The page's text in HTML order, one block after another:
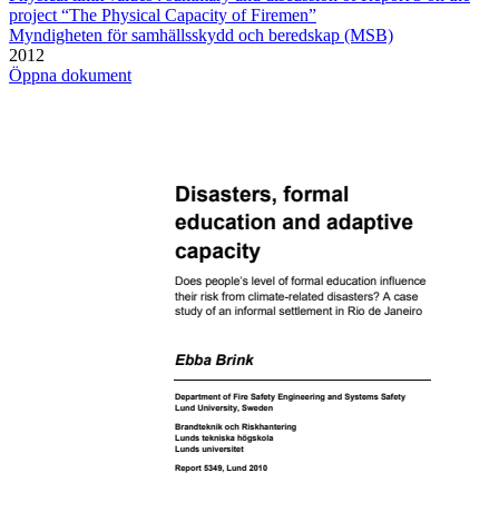
project “The Physical Capacity of Firemen”
Myndigheten för samhällsskydd och beredskap (MSB)
2012
Öppna dokument